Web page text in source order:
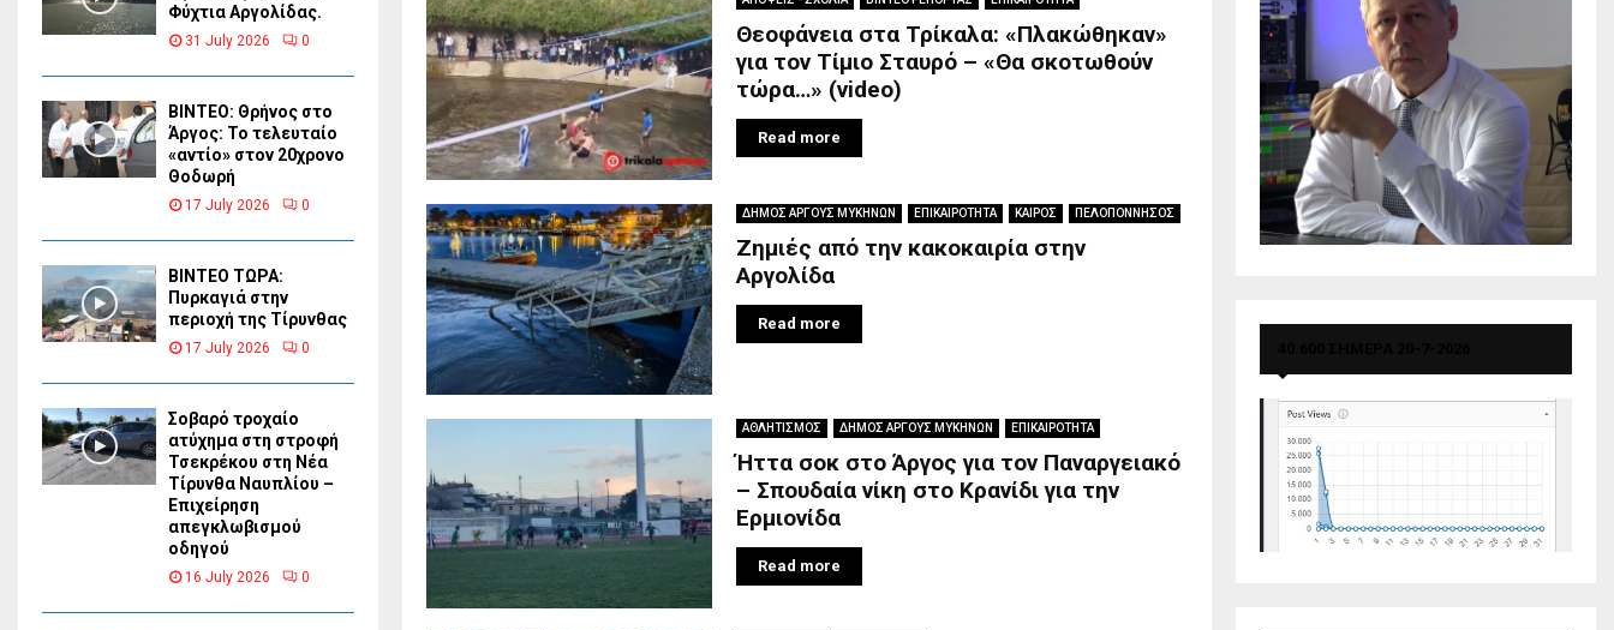
Θεοφάνεια στα Τρίκαλα: «Πλακώθηκαν»
για τον Τίμιο Σταυρό – «Θα σκοτωθούν
τώρα…» (video)
Read more
ΔΗΜΟΣ ΑΡΓΟΥΣ ΜΥΚΗΝΩΝ ΕΠΙΚΑΙΡΟΤΗΤΑ ΚΑΙΡΟΣ ΠΕΛΟΠΟΝΝΗΣΟΣ
Ζημιές από την κακοκαιρία στην
Αργολίδα
Read more
ΑΘΛΗΤΙΣΜΟΣ ΔΗΜΟΣ ΑΡΓΟΥΣ ΜΥΚΗΝΩΝ ΕΠΙΚΑΙΡΟΤΗΤΑ
Ήττα σοκ στο Άργος για τον Παναργειακό
– Σπουδαία νίκη στο Κρανίδι για την
Ερμιονίδα
Read more
Φύχτια Αργολίδας.
31 July 2026 0
ΒΙΝΤΕΟ: Θρήνος στο
Άργος: Το τελευταίο
«αντίο» στον 20χρονο
Θοδωρή
17 July 2026 0
ΒΙΝΤΕΟ ΤΩΡΑ:
Πυρκαγιά στην
περιοχή της Τίρυνθας
17 July 2026 0
Σοβαρό τροχαίο
ατύχημα στη στροφή
Τσεκρέκου στη Νέα
Τίρυνθα Ναυπλίου –
Επιχείρηση
απεγκλωβισμού
οδηγού
16 July 2026 0